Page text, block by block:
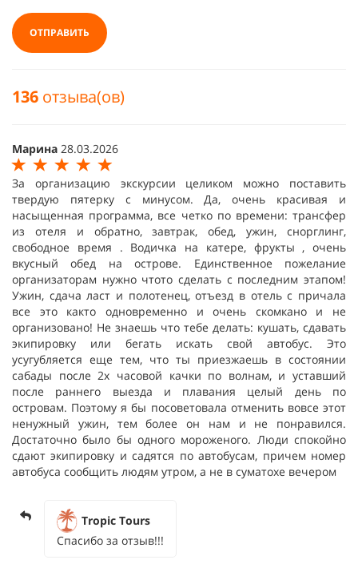
ОТПРАВИТЬ
136 отзыва(ов)
Марина 28.03.2026
За организацию экскурсии целиком можно поставить
твердую пятерку с минусом. Да, очень красивая и
насыщенная программа, все четко по времени: трансфер
из отеля и обратно, завтрак, обед, ужин, снорглинг,
свободное время . Водичка на катере, фрукты , очень
вкусный обед на острове. Единственное пожелание
организаторам нужно чтото сделать с последним этапом!
Ужин, сдача ласт и полотенец, отъезд в отель с причала
все это както одновременно и очень скомкано и не
организовано! Не знаешь что тебе делать: кушать, сдавать
экипировку или бегать искать свой автобус. Это
усугубляется еще тем, что ты приезжаешь в состоянии
сабады после 2х часовой качки по волнам, и уставший
после раннего выезда и плавания целый день по
островам. Поэтому я бы посоветовала отменить вовсе этот
ненужный ужин, тем более он нам и не понравился.
Достаточно было бы одного мороженого. Люди спокойно
сдают экипировку и садятся по автобусам, причем номер
автобуса сообщить людям утром, а не в суматохе вечером
Tropic Tours
Спасибо за отзыв!!!